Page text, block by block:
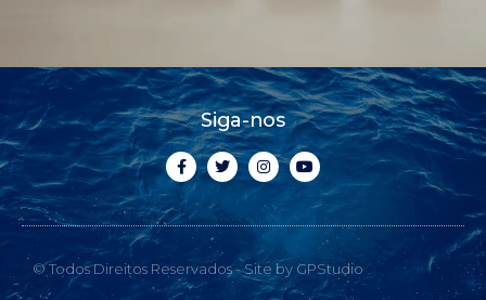
Siga-nos
© Todos Direitos Reservados - Site by GPStudio